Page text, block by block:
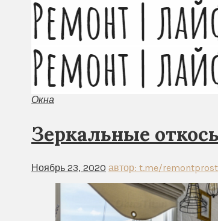
Окна
Зеркальные
Ноябрь 23, 2020 автор: t.me/